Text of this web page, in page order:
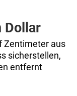
Dollar
Zentimeter aus
sicherstellen,
entfernt